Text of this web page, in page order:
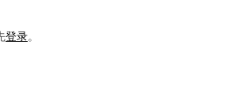
登录。